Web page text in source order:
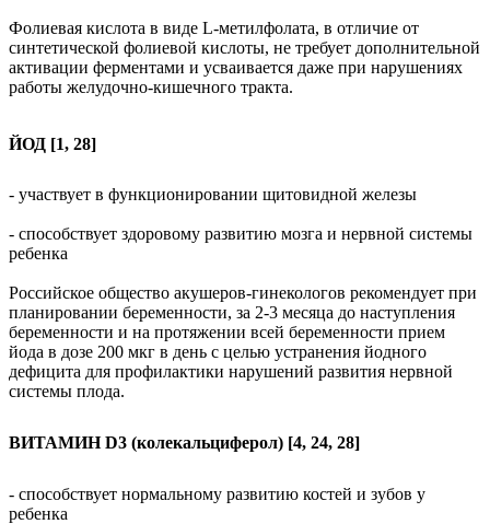
Фолиевая кислота в виде L-метилфолата, в отличие от
синтетической фолиевой кислоты, не требует дополнительной
активации ферментами и усваивается даже при нарушениях
работы желудочно-кишечного тракта.
ЙОД [1, 28]
- участвует в функционировании щитовидной железы
- способствует здоровому развитию мозга и нервной системы
ребенка
Российское общество акушеров-гинекологов рекомендует при
планировании беременности, за 2-3 месяца до наступления
беременности и на протяжении всей беременности прием
йода в дозе 200 мкг в день с целью устранения йодного
дефицита для профилактики нарушений развития нервной
системы плода.
ВИТАМИН D3 (колекальциферол) [4, 24, 28]
- способствует нормальному развитию костей и зубов у
ребенка